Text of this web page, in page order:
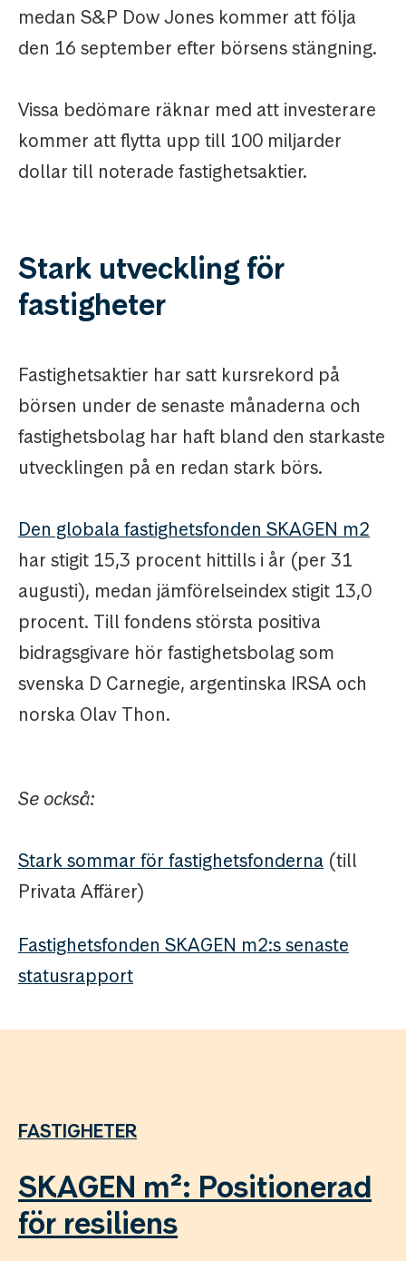
medan S&P Dow Jones kommer att följa
den 16 september efter börsens stängning.
Vissa bedömare räknar med att investerare
kommer att flytta upp till 100 miljarder
dollar till noterade fastighetsaktier.
Stark utveckling för
fastigheter
Fastighetsaktier har satt kursrekord på
börsen under de senaste månaderna och
fastighetsbolag har haft bland den starkaste
utvecklingen på en redan stark börs.
Den globala fastighetsfonden SKAGEN m2
har stigit 15,3 procent hittills i år (per 31
augusti), medan jämförelseindex stigit 13,0
procent. Till fondens största positiva
bidragsgivare hör fastighetsbolag som
svenska D Carnegie, argentinska IRSA och
norska Olav Thon.
Se också:
Stark sommar för fastighetsfonderna (till
Privata Affärer)
Fastighetsfonden SKAGEN m2:s senaste
statusrapport
FASTIGHETER
SKAGEN m²: Positionerad
för resiliens